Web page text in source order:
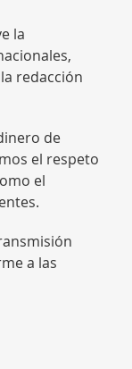
la
redacción
de
el respeto
el
a las